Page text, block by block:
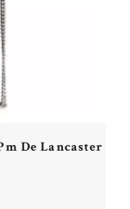
De Lancaster